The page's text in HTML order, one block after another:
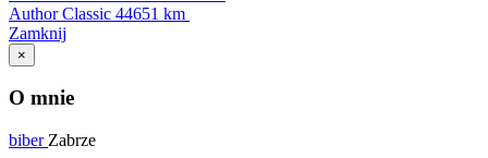
Author Classic 44651 km
Zamknij
×
O mnie
biber Zabrze